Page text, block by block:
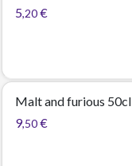
5,20 €
Malt and furious 50cl
9,50 €